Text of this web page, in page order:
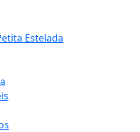
Estelada